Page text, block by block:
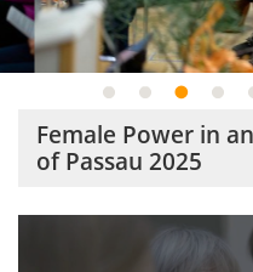
2 3 4 5
Female Power in
of Passau 2025